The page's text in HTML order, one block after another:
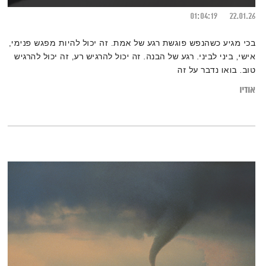
22.01.26
01:04:19
בכי מגיע כשהנפש פוגשת רגע של אמת. זה יכול להיות מפגש פנימי,
אישי, ביני לביני. רגע של הבנה. זה יכול להרגיש רע, זה יכול להרגיש
טוב. בואו נדבר על זה
אודיו